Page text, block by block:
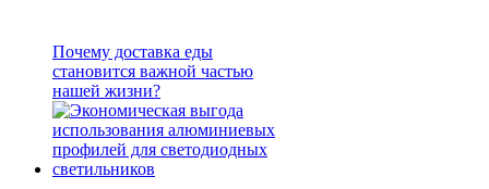
Почему доставка еды
становится важной частью
нашей жизни?